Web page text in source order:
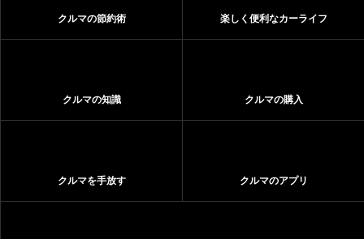
クルマの節約術 楽しく便利なカーライフ
クルマの知識 クルマの購入
クルマを手放す クルマのアプリ